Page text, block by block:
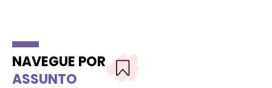
NAVEGUE POR
ASSUNTO